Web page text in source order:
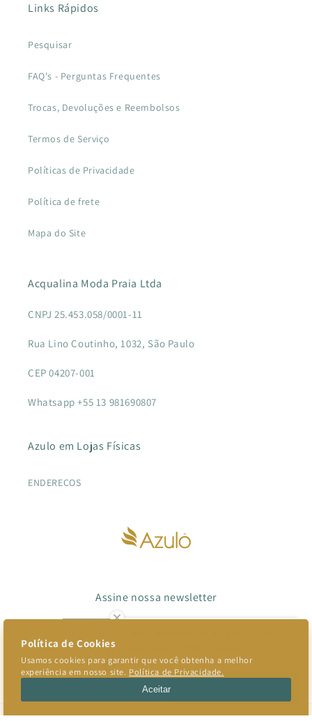
Links Rápidos
Pesquisar
FAQ's - Perguntas Frequentes
Trocas, Devoluções e Reembolsos
Termos de Serviço
Políticas de Privacidade
Política de frete
Mapa do Site
Acqualina Moda Praia Ltda
CNPJ 25.453.058/0001-11
Rua Lino Coutinho, 1032, São Paulo
CEP 04207-001
Whatsapp +55 13 981690807
Azulo em Lojas Físicas
ENDEREÇOS
Assine nossa newsletter
FacebookInstagramTikTokPinterest